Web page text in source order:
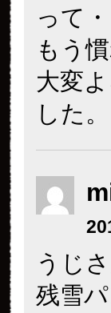
って
もう
大変
した。
うじ
残雪